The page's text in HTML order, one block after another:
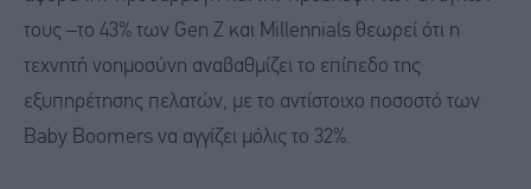
τους –το 43% των Gen Z και Μillennials θεωρεί ότι η
τεχνητή νοημοσύνη αναβαθμίζει το επίπεδο της
εξυπηρέτησης πελατών, με το αντίστοιχο ποσοστό των
Baby Boomers να αγγίζει μόλις το 32%.